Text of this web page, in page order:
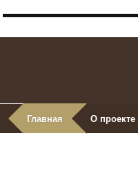
Главная О проекте